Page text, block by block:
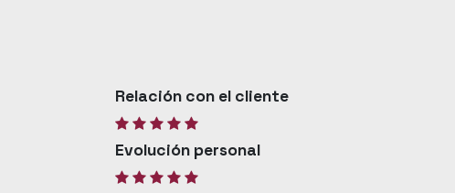
Relación con el cliente
Evolución personal